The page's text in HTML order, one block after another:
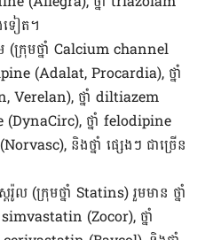
ទៀត។
(ក្រុម​ថ្នាំ Calcium channel
(Adalat, Procardia), ថ្នាំ
Verelan), ថ្នាំ diltiazem
ថ្នាំ felodipine
និង​ថ្នាំ ផ្សេងៗ ជា​ច្រើន​
រ៉ូល (ក្រុម​ថ្នាំ Statins) រួម​មាន ថ្នាំ
(Zocor), ថ្នាំ